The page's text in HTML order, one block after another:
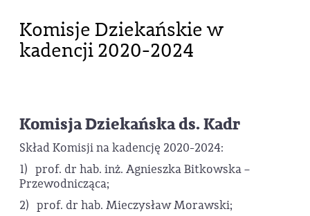
Komisje Dziekańskie w
kadencji 2020-2024
Komisja Dziekańska ds. Kadr
Skład Komisji na kadencję 2020-2024:
1) prof. dr hab. inż. Agnieszka Bitkowska –
Przewodnicząca;
2) prof. dr hab. Mieczysław Morawski;